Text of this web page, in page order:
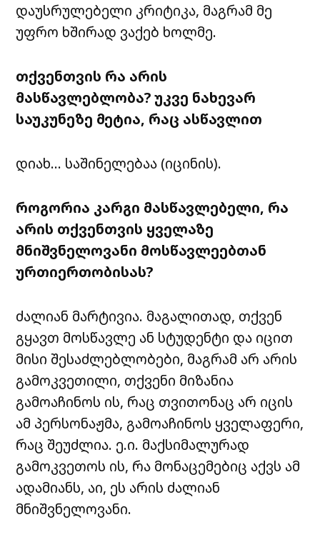
დაუსრულებელი კრიტიკა, მაგრამ მე
უფრო ხშირად ვაქებ ხოლმე.
თქვენთვის რა არის
მასწავლებლობა?უკვე ნახევარ
საუკუნეზე მეტია, რაც ასწავლით
დიახ… საშინელებაა (იცინის).
როგორია კარგი მასწავლებელი, რა
არის თქვენთვის ყველაზე
მნიშვნელოვანი მოსწავლეებთან
ურთიერთობისას?
ძალიან მარტივია. მაგალითად, თქვენ
გყავთ მოსწავლე ან სტუდენტი და იცით
მისი შესაძლებლობები, მაგრამ არ არის
გამოკვეთილი, თქვენი მიზანია
გამოაჩინოს ის, რაც თვითონაც არ იცის
ამ პერსონაჟმა, გამოაჩინოს ყველაფერი,
რაც შეუძლია. ე.ი. მაქსიმალურად
გამოკვეთოს ის, რა მონაცემებიც აქვს ამ
ადამიანს, აი, ეს არის ძალიან
მნიშვნელოვანი.